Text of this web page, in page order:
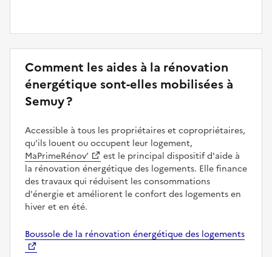
Comment les aides à la rénovation
énergétique sont-elles mobilisées à
Semuy ?
Accessible à tous les propriétaires et copropriétaires,
qu'ils louent ou occupent leur logement,
MaPrimeRénov’
est le principal dispositif d'aide à
la rénovation énergétique des logements. Elle finance
des travaux qui réduisent les consommations
d'énergie et améliorent le confort des logements en
hiver et en été.
Boussole de la rénovation énergétique des logements